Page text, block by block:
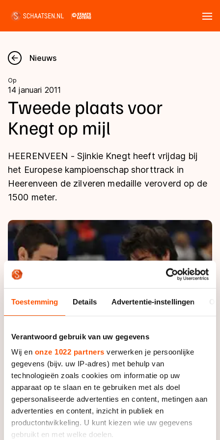
Toestemming Details Advertentie-instellingen
Verantwoord gebruik van uw gegevens
Wij en onze 1022 partners verwerken je persoonlijke
gegevens (bijv. uw IP-adres) met behulp van
technologieën zoals cookies om informatie op uw
apparaat op te slaan en te gebruiken met als doel
gepersonaliseerde advertenties en content, metingen aan
advertenties en content, inzicht in publiek en
productontwikkeling. U kunt kiezen wie uw gegevens
gebruikt en met welke doelen.
Nieuws
Kalender
Disciplines
Langebaan
Shorttrack
Inlineskaten
Kunstschaatsen
Schoonrijden
Natuurijs
Uitslagen
Langebaan
Shorttrack
Inlineskaten
Kunstschaatsen
Tijden & historie
Persoonlijke records & tijden
Historie & statistiek
De weg op
Inschrijven wedstrijden
Algemene Nederlandse Schaatstijd
Deze zomer de weg op
Waar kan ik schaatsen en skaten?
Schaatsfans
Alles voor jou als schaatsfan
Word schaatsfan!
Winacties
Olympische Spelen
Olympische Spelen
Medaillespiegel
Olympische uitslagen
Van Jong tot Goud verhalen
Nieuws
Op
14 januari 2011
Tweede plaats voor
Knegt op mijl
HEERENVEEN - Sjinkie Knegt heeft vrijdag bij
het Europese kampioenschap shorttrack in
Heerenveen de zilveren medaille veroverd op de
1500 meter.